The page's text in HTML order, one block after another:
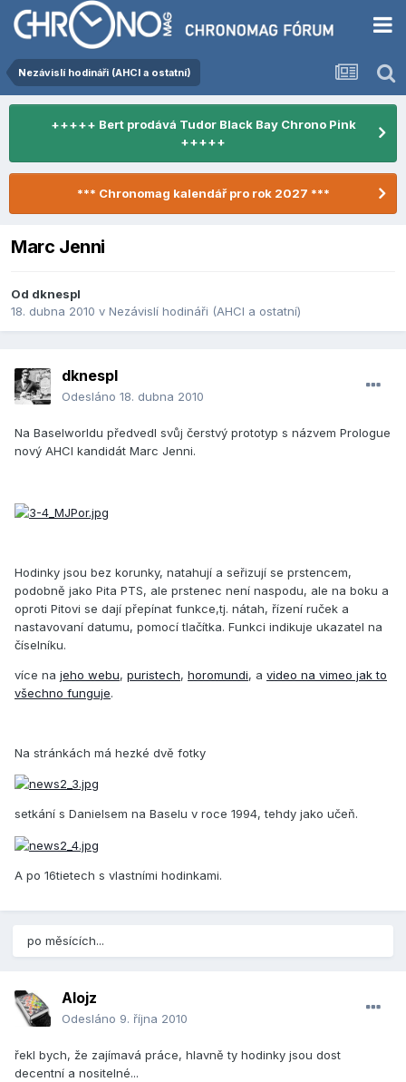
Nezávislí hodináři (AHCI a ostatní)
+++++ Bert prodává Tudor Black Bay Chrono Pink
+++++
*** Chronomag kalendář pro rok 2027 ***
Marc Jenni
Od dknespl
18. dubna 2010 v Nezávislí hodináři (AHCI a ostatní)
dknespl
Odesláno 18. dubna 2010
Na Baselworldu předvedl svůj čerstvý prototyp s názvem Prologue
nový AHCI kandidát Marc Jenni.
Hodinky jsou bez korunky, natahují a seřizují se prstencem,
podobně jako Pita PTS, ale prstenec není naspodu, ale na boku a
oproti Pitovi se dají přepínat funkce,tj. nátah, řízení ruček a
nastavovaní datumu, pomocí tlačítka. Funkci indikuje ukazatel na
číselníku.
více na jeho webu, puristech, horomundi, a video na vimeo jak to
všechno funguje.
Na stránkách má hezké dvě fotky
setkání s Danielsem na Baselu v roce 1994, tehdy jako učeň.
A po 16tietech s vlastními hodinkami.
po měsících...
Alojz
Odesláno 9. října 2010
řekl bych, že zajímavá práce, hlavně ty hodinky jsou dost
decentní a nositelné...